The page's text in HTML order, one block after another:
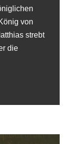
von
strebt
die